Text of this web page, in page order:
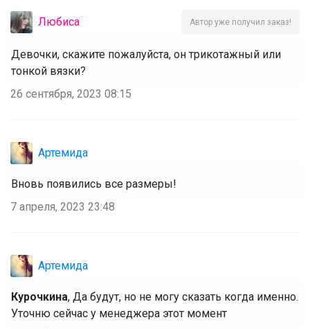
Любиса Автор уже получил заказ!
Девочки, скажите пожалуйста, он трикотажный или
тонкой вязки?
26 сентября, 2023 08:15
Артемида
Вновь появились все размеры!
7 апреля, 2023 23:48
Артемида
Курочкина, Да будут, но не могу сказать когда именно.
Уточню сейчас у менеджера этот момент